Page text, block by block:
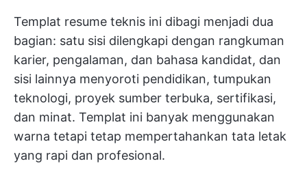
Templat resume teknis ini dibagi menjadi dua
bagian: satu sisi dilengkapi dengan rangkuman
karier, pengalaman, dan bahasa kandidat, dan
sisi lainnya menyoroti pendidikan, tumpukan
teknologi, proyek sumber terbuka, sertifikasi,
dan minat. Templat ini banyak menggunakan
warna tetapi tetap mempertahankan tata letak
yang rapi dan profesional.